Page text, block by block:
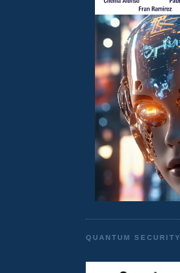
QUANTUM SECURITY